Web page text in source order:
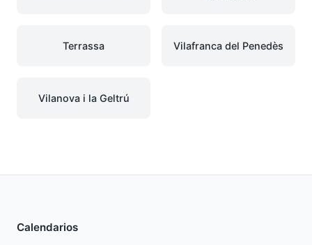
Terrassa Vilafranca del Penedès
Vilanova i la Geltrú
Calendarios